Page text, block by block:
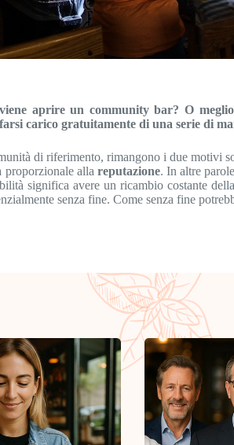
aprire un community bar? O
carico gratuitamente di una serie di
di riferimento, rimangono i due motivi
proporzionale alla reputazione. In altre
significa avere un ricambio costante
senza fine. Come senza fine